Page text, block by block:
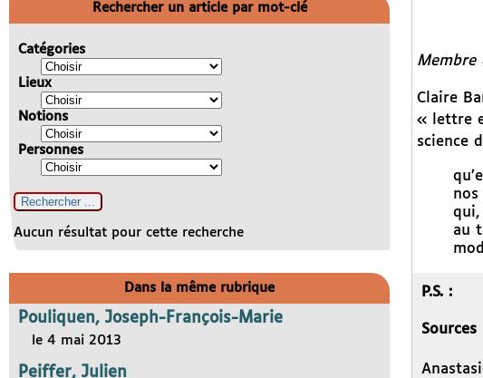
Membre
Claire
« lettre
science
qui,
au
P.S. :
Sources
Rechercher un article par mot-clé
Catégories
Lieux
Notions
Personnes
Aucun résultat pour cette recherche
Dans la même rubrique
Pouliquen, Joseph-François-Marie
le 4 mai 2013
Peiffer, Julien